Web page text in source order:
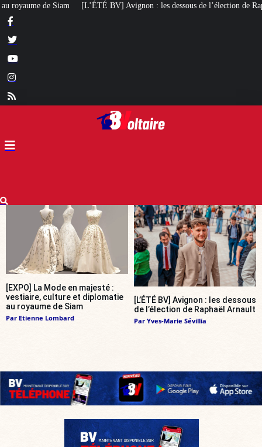
: les dessous de l’élection de Raphaël Arnault Un maire RN
[EXPO] La Mode en majesté :
vestiaire, culture et diplomatie
au royaume de Siam
Par Etienne Lombard
[L’ÉTÉ BV] Avignon : les dessous
de l’élection de Raphaël Arnault
Par Yves-Marie Sévillia